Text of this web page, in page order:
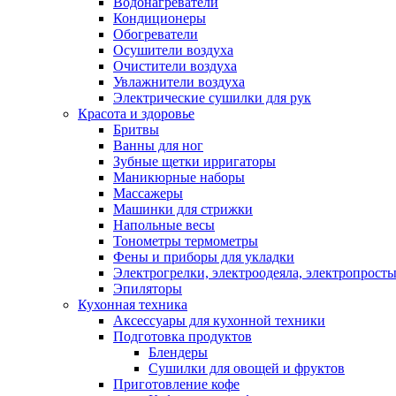
Кондиционеры
Обогреватели
Осушители воздуха
Очистители воздуха
Увлажнители воздуха
Электрические сушилки для рук
Красота и здоровье
Бритвы
Ванны для ног
Зубные щетки ирригаторы
Маникюрные наборы
Массажеры
Машинки для стрижки
Напольные весы
Тонометры термометры
Фены и приборы для укладки
Электрогрелки, электроодеяла,
Эпиляторы
Кухонная техника
Аксессуары для кухонной техники
Подготовка продуктов
Блендеры
Сушилки для овощей и фруктов
Приготовление кофе